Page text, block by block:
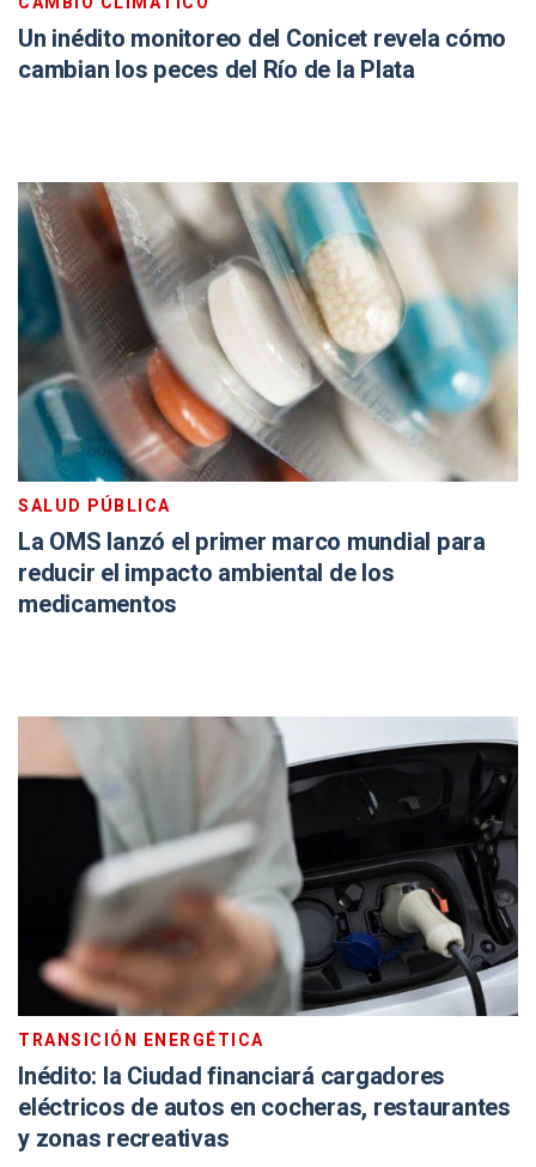
Un inédito monitoreo del Conicet revela cómo
cambian los peces del Río de la Plata
SALUD PÚBLICA
La OMS lanzó el primer marco mundial para
reducir el impacto ambiental de los
medicamentos
TRANSICIÓN ENERGÉTICA
Inédito: la Ciudad financiará cargadores
eléctricos de autos en cocheras, restaurantes
y zonas recreativas